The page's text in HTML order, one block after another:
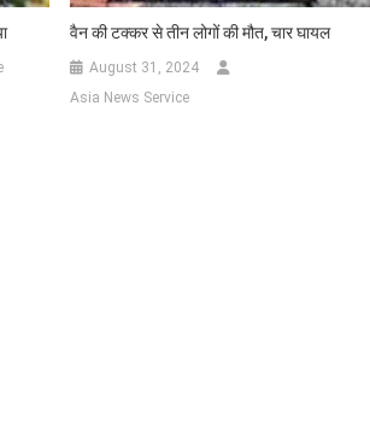
वैन की टक्कर से तीन लोगों की मौत, चार घायल
August 31, 2024
Asia News Service